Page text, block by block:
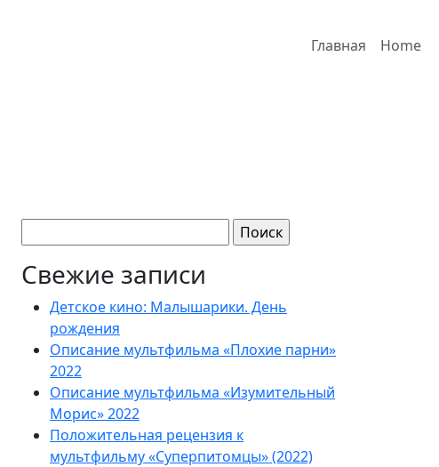
Главная Home
Свежие записи
Детское кино: Малышарики. День
рождения
Описание мультфильма «Плохие парни»
2022
Описание мультфильма «Изумительный
Морис» 2022
Положительная рецензия к
мультфильму «Суперпитомцы» (2022)